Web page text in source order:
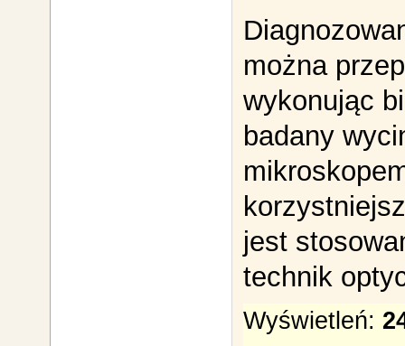
można
wykonując
badany
jest
technik
Wyświetleń: